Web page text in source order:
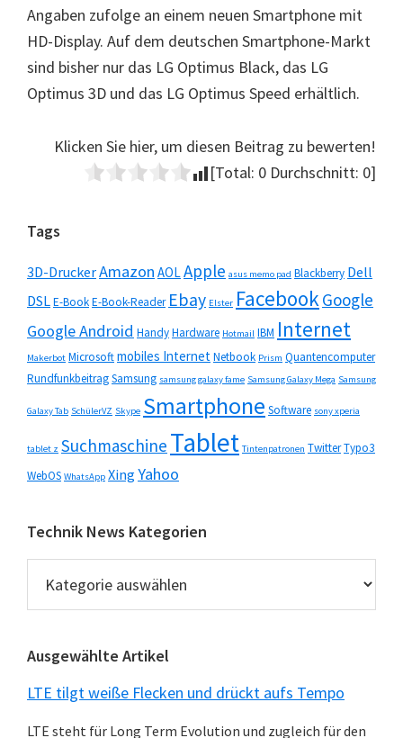
Angaben zufolge an einem neuen Smartphone mit
HD-Display. Auf dem deutschen Smartphone-Markt
sind bisher nur das LG Optimus Black, das LG
Optimus 3D und das LG Optimus Speed erhältlich.
Klicken Sie hier, um diesen Beitrag zu bewerten!
[Total: 0 Durchschnitt: 0]
Seitenspalte
Tags
3D-DruckerAmazon AOLApple asus memo pad Blackberry Dell
DSLE-BookE-Book-Reader Ebay Elster FacebookGoogle
Google Android HandyHardware Hotmail IBM Internet
Makerbot Microsoftmobiles InternetNetbook Prism Quantencomputer
RundfunkbeitragSamsung samsung galaxy fame Samsung Galaxy Mega Samsung
Galaxy Tab SchülerVZ Skype Smartphone Software sony xperia
tablet z Suchmaschine Tablet Tintenpatronen TwitterTypo3
WebOS WhatsApp XingYahoo
Technik News Kategorien
News
Kategorien
Ausgewählte Artikel
LTE tilgt weiße Flecken und drückt aufs Tempo
LTE steht für Long Term Evolution und zugleich für den